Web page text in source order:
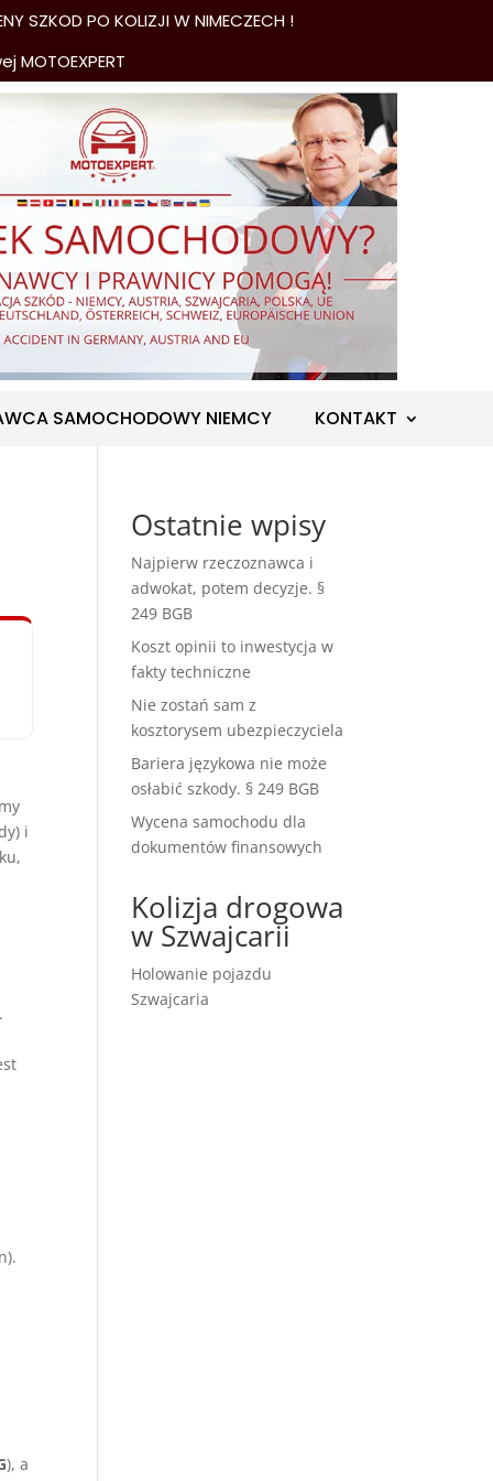
PO KOLIZJI W NIMECZECH !
SAMOCHODOWY NIEMCY KONTAKT
i
), a
Ostatnie wpisy
Najpierw rzeczoznawca i
adwokat, potem decyzje. §
249 BGB
Koszt opinii to inwestycja w
fakty techniczne
Nie zostań sam z
kosztorysem ubezpieczyciela
Bariera językowa nie może
osłabić szkody. § 249 BGB
Wycena samochodu dla
dokumentów finansowych
Kolizja drogowa
w Szwajcarii
Holowanie pojazdu
Szwajcaria